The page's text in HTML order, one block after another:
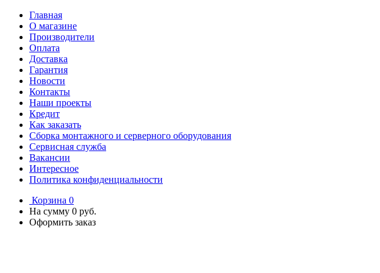
Главная
О магазине
Производители
Оплата
Доставка
Гарантия
Новости
Контакты
Наши проекты
Кредит
Как заказать
Сборка монтажного и серверного оборудования
Сервисная служба
Вакансии
Интересное
Политика конфиденциальности
Корзина 0
На сумму 0 руб.
Оформить заказ